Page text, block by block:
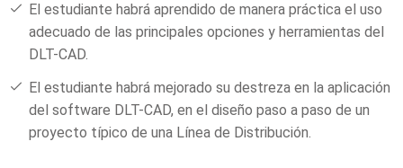
El estudiante habrá aprendido de manera práctica el uso
adecuado de las principales opciones y herramientas del
DLT-CAD.
El estudiante habrá mejorado su destreza en la aplicación
del software DLT-CAD, en el diseño paso a paso de un
proyecto típico de una Línea de Distribución.